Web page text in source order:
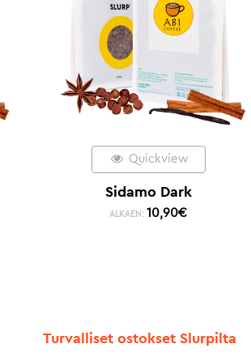
Quickview
Sidamo Dark
ALKAEN: 10,90€
Turvalliset ostokset Slurpilta